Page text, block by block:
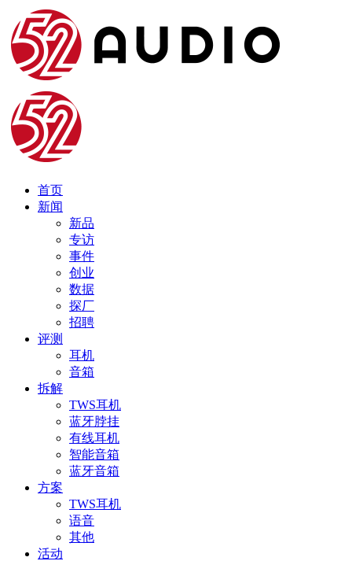
首页
新闻
新品
专访
事件
创业
数据
探厂
招聘
评测
耳机
音箱
拆解
TWS耳机
蓝牙脖挂
有线耳机
智能音箱
蓝牙音箱
方案
TWS耳机
语音
其他
活动